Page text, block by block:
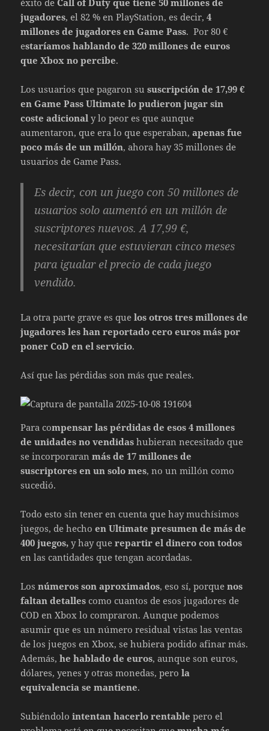
jugadores, el 82 % en PlayStation, es decir,4
millones de jugadores en Game Pass. Por 80 €
estaríamos hablando de 320 millones de euros
que Xbox no percibe.
Los usuarios que pagaron sususcripción de 17,99 €
en Game Pass Ultimate lo pudieron jugar sin
coste adicional y lo peor es que aunque
aumentaron, que era lo que esperaban, apenas fue
poco más de un millón, ahora hay 35 millones de
usuarios de Game Pass.
Es decir, con un juego con 50 millones de
usuarios solo aumentó en un millón de
suscriptores nuevos. A 17,99 €,
necesitarían que estuvieran cinco meses
para igualar el precio de cada juego
vendido.
La otra parte grave es quelos otros tres millones de
jugadores les han reportado cero euros más por
poner CoD en el servicio.
Así que las pérdidas son más que reales.
Para compensar las pérdidas de esos 4 millones
de unidades no vendidas hubieran necesitado que
se incorporaranmás de 17 millones de
suscriptores en un solo mes, no un millón como
sucedió.
Todo esto sin tener en cuenta que hay muchísimos
juegos, de hechoen Ultimate presumen de más de
400 juegos, y hay que repartir el dinero con todos
en las cantidades que tengan acordadas.
Losnúmeros son aproximados, eso sí, porquenos
faltan detalles como cuantos de esos jugadores de
COD en Xbox lo compraron. Aunque podemos
asumir que es un número residual vistas las ventas
de los juegos en Xbox, se hubiera podido afinar más.
Además,he hablado de euros, aunque son euros,
dólares, yenes y otras monedas, perola
equivalencia se mantiene.
Subiéndolointentan hacerlo rentable pero el